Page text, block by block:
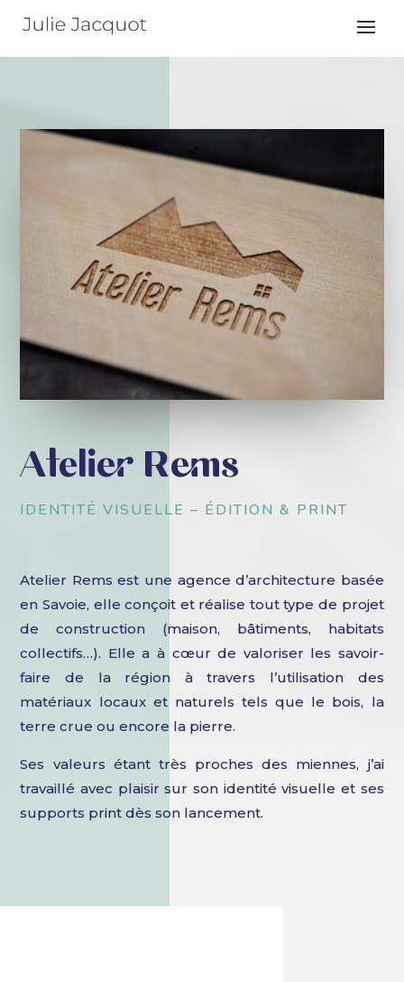
Atelier Rems
IDENTITÉ VISUELLE – ÉDITION & PRINT
Atelier Rems est une agence d’architecture basée
en Savoie, elle conçoit et réalise tout type de projet
de construction (maison, bâtiments, habitats
collectifs…). Elle a à cœur de valoriser les savoir-
faire de la région à travers l’utilisation des
matériaux locaux et naturels tels que le bois, la
terre crue ou encore la pierre.
Ses valeurs étant très proches des miennes, j’ai
travaillé avec plaisir sur son identité visuelle et ses
supports print dès son lancement.